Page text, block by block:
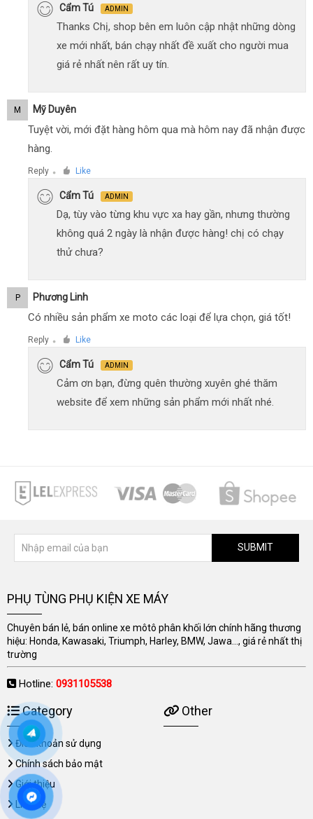
Cẩm Tú ADMIN
Thanks Chị, shop bên em luôn cập nhật những dòng
xe mới nhất, bán chạy nhất đề xuất cho người mua
giá rẻ nhất nên rất uy tín.
M Mỹ Duyên
Tuyệt vời, mới đặt hàng hôm qua mà hôm nay đã nhận được
hàng.
Reply ● Like
Cẩm Tú ADMIN
Dạ, tùy vào từng khu vực xa hay gần, nhưng thường
không quá 2 ngày là nhận được hàng! chị có chạy
thử chưa?
P Phương Linh
Có nhiều sản phẩm xe moto các loại để lựa chọn, giá tốt!
Reply ● Like
Cẩm Tú ADMIN
Cảm ơn bạn, đừng quên thường xuyên ghé thăm
website để xem những sản phẩm mới nhất nhé.
SUBMIT
PHỤ TÙNG PHỤ KIỆN XE MÁY
Chuyên bán lẻ, bán online xe môtô phân khối lớn chính hãng thương
hiệu: Honda, Kawasaki, Triumph, Harley, BMW, Jawa..., giá rẻ nhất thị
trường
Hotline: 0931105538
Category
Điều khoản sử dụng
Chính sách bảo mật
Giới thiệu
Liên hệ
Other